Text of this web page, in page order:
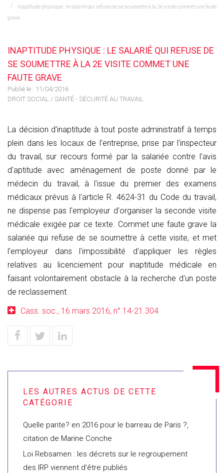
Inaptitude physique : le salarié qui refuse de se soumettre à la 2e visite commet une faute
grave
INAPTITUDE PHYSIQUE : LE SALARIÉ QUI REFUSE DE
SE SOUMETTRE À LA 2E VISITE COMMET UNE
FAUTE GRAVE
Publié le : 11/04/2016
DROIT SOCIAL / SANTÉ - SÉCURITÉ AU TRAVAIL
La décision d'inaptitude à tout poste administratif à temps
plein dans les locaux de l'entreprise, prise par l'inspecteur
du travail, sur recours formé par la salariée contre l'avis
d'aptitude avec aménagement de poste donné par le
médecin du travail, à l'issue du premier des examens
médicaux prévus à l'article R. 4624-31 du Code du travail,
ne dispense pas l'employeur d'organiser la seconde visite
médicale exigée par ce texte. Commet une faute grave la
salariée qui refuse de se soumettre à cette visite, et met
l'employeur dans l'impossibilité d'appliquer les règles
relatives au licenciement pour inaptitude médicale en
faisant volontairement obstacle à la recherche d'un poste
de reclassement.
Cass. soc., 16 mars 2016, n° 14-21.304
Quelle parite? en 2016 pour le barreau de Paris ?,
citation de Marine Conche
Loi Rebsamen : les décrets sur le regroupement
des IRP viennent d’être publiés